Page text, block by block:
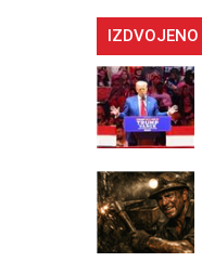
IZDVOJENO